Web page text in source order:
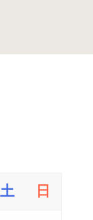
るのは最大
土 日